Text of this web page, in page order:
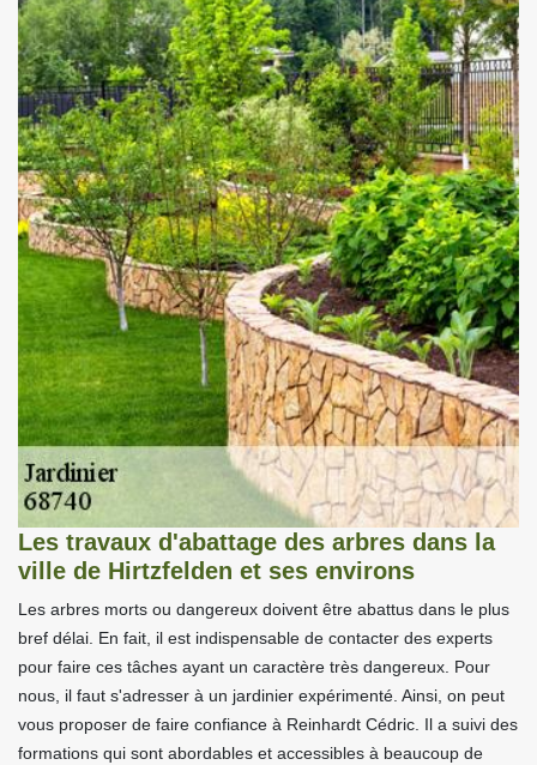
Les travaux d'abattage des arbres dans la
ville de Hirtzfelden et ses environs
Les arbres morts ou dangereux doivent être abattus dans le plus
bref délai. En fait, il est indispensable de contacter des experts
pour faire ces tâches ayant un caractère très dangereux. Pour
nous, il faut s'adresser à un jardinier expérimenté. Ainsi, on peut
vous proposer de faire confiance à Reinhardt Cédric. Il a suivi des
formations qui sont abordables et accessibles à beaucoup de